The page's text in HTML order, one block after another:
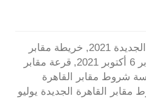
2021
خريطة مقابر
قرعة مقابر
شروط مقابر القاهرة
القاهرة الجديدة يوليو